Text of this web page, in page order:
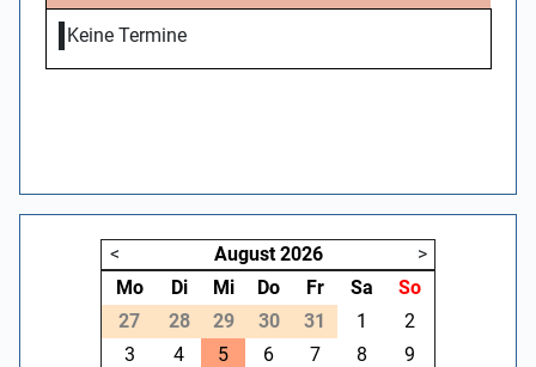
Keine Termine
< August 2026
>
Mo
Di Mi Do Fr Sa
So
27
28 29 30 31 1
2
3
4 5 6 7 8
9